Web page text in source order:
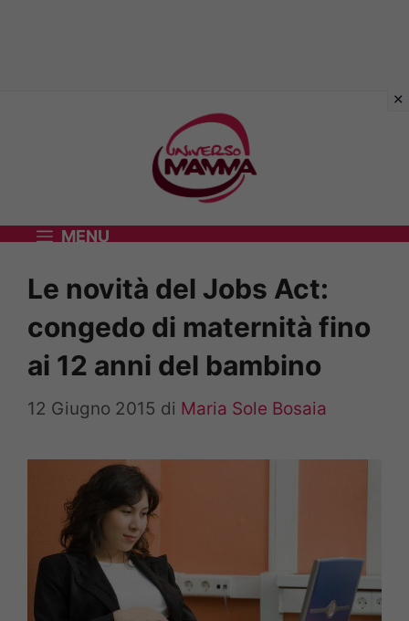
MENU
Le novità del Jobs Act:
congedo di maternità fino
ai 12 anni del bambino
12 Giugno 2015 di Maria Sole Bosaia